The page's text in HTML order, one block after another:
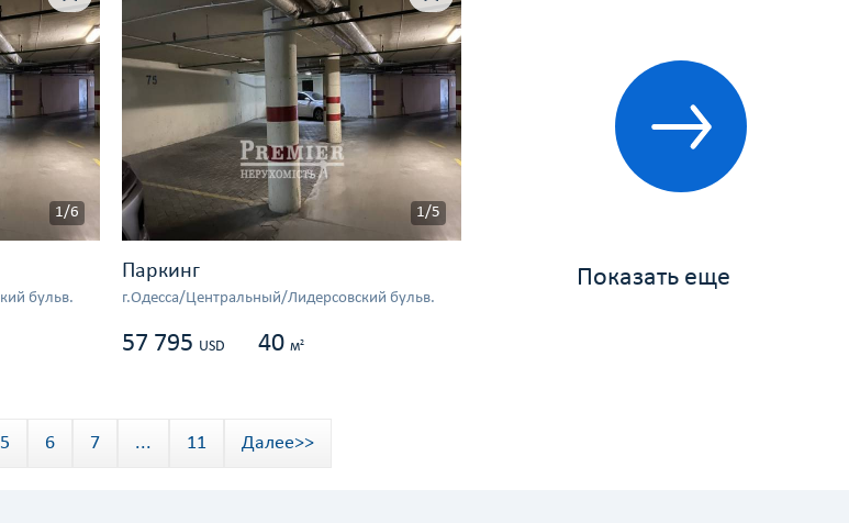
1/6
бульв.
1/5
Паркинг
г.Одесса/Центральный/Лидерсовский бульв.
57 795 USD 40 м2
Показать еще
5 6 7 ... 11 Далее>>